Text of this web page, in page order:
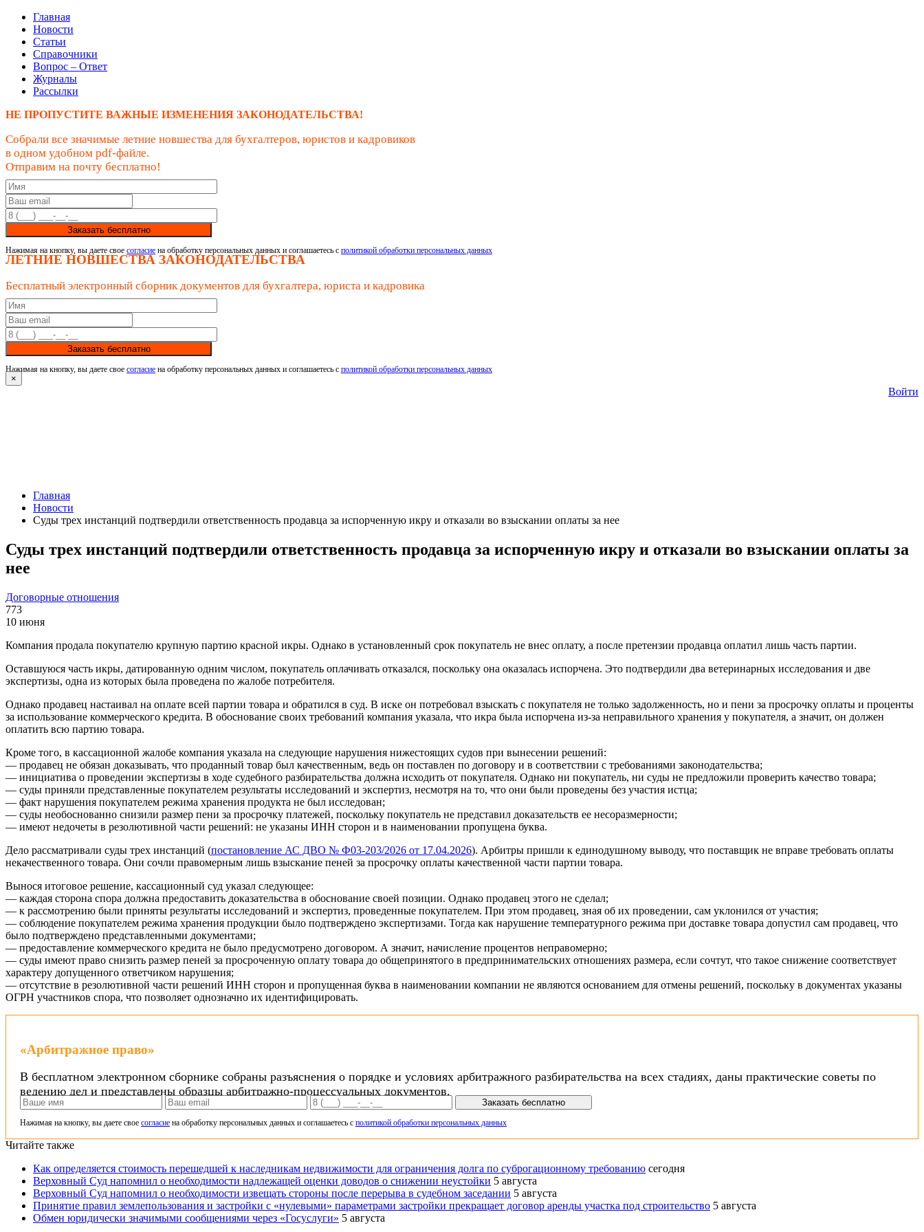
Главная
Новости
Статьи
Справочники
Вопрос – Ответ
Журналы
Рассылки
НЕ ПРОПУСТИТЕ ВАЖНЫЕ ИЗМЕНЕНИЯ ЗАКОНОДАТЕЛЬСТВА!
Собрали все значимые летние новшества для бухгалтеров, юристов и кадровиков
в одном удобном pdf-файле.
Отправим на почту бесплатно!
Заказать бесплатно
Нажимая на кнопку, вы даете свое согласие на обработку персональных данных и соглашаетесь с политикой обработки персональных данных
ЛЕТНИЕ НОВШЕСТВА ЗАКОНОДАТЕЛЬСТВА
Бесплатный электронный сборник документов для бухгалтера, юриста и кадровика
Заказать бесплатно
Нажимая на кнопку, вы даете свое согласие на обработку персональных данных и соглашаетесь с политикой обработки персональных данных
×
Войти
Главная
Новости
Суды трех инстанций подтвердили ответственность продавца за испорченную икру и отказали во взыскании оплаты за нее
Суды трех инстанций подтвердили ответственность продавца за испорченную икру и отказали во взыскании оплаты за
нее
Договорные отношения
773
10 июня
Компания продала покупателю крупную партию красной икры. Однако в установленный срок покупатель не внес оплату, а после претензии продавца оплатил лишь часть партии.
Оставшуюся часть икры, датированную одним числом, покупатель оплачивать отказался, поскольку она оказалась испорчена. Это подтвердили два ветеринарных исследования и две
экспертизы, одна из которых была проведена по жалобе потребителя.
Однако продавец настаивал на оплате всей партии товара и обратился в суд. В иске он потребовал взыскать с покупателя не только задолженность, но и пени за просрочку оплаты и проценты
за использование коммерческого кредита. В обоснование своих требований компания указала, что икра была испорчена из-за неправильного хранения у покупателя, а значит, он должен
оплатить всю партию товара.
Кроме того, в кассационной жалобе компания указала на следующие нарушения нижестоящих судов при вынесении решений:
— продавец не обязан доказывать, что проданный товар был качественным, ведь он поставлен по договору и в соответствии с требованиями законодательства;
— инициатива о проведении экспертизы в ходе судебного разбирательства должна исходить от покупателя. Однако ни покупатель, ни суды не предложили проверить качество товара;
— суды приняли представленные покупателем результаты исследований и экспертиз, несмотря на то, что они были проведены без участия истца;
— факт нарушения покупателем режима хранения продукта не был исследован;
— суды необоснованно снизили размер пени за просрочку платежей, поскольку покупатель не представил доказательств ее несоразмерности;
— имеют недочеты в резолютивной части решений: не указаны ИНН сторон и в наименовании пропущена буква.
Дело рассматривали суды трех инстанций (постановление АС ДВО № Ф03-203/2026 от 17.04.2026). Арбитры пришли к единодушному выводу, что поставщик не вправе требовать оплаты
некачественного товара. Они сочли правомерным лишь взыскание пеней за просрочку оплаты качественной части партии товара.
Вынося итоговое решение, кассационный суд указал следующее:
— каждая сторона спора должна предоставить доказательства в обоснование своей позиции. Однако продавец этого не сделал;
— к рассмотрению были приняты результаты исследований и экспертиз, проведенные покупателем. При этом продавец, зная об их проведении, сам уклонился от участия;
— соблюдение покупателем режима хранения продукции было подтверждено экспертизами. Тогда как нарушение температурного режима при доставке товара допустил сам продавец, что
было подтверждено представленными документами;
— предоставление коммерческого кредита не было предусмотрено договором. А значит, начисление процентов неправомерно;
— суды имеют право снизить размер пеней за просроченную оплату товара до общепринятого в предпринимательских отношениях размера, если сочтут, что такое снижение соответствует
характеру допущенного ответчиком нарушения;
— отсутствие в резолютивной части решений ИНН сторон и пропущенная буква в наименовании компании не являются основанием для отмены решений, поскольку в документах указаны
ОГРН участников спора, что позволяет однозначно их идентифицировать.
«Арбитражное право»
В бесплатном электронном сборнике собраны разъяснения о порядке и условиях арбитражного разбирательства на всех стадиях, даны практические советы по
ведению дел и представлены образцы арбитражно-процессуальных документов.
Заказать бесплатно
Нажимая на кнопку, вы даете свое согласие на обработку персональных данных и соглашаетесь с политикой обработки персональных данных
Читайте также
Как определяется стоимость перешедшей к наследникам недвижимости для ограничения долга по суброгационному требованию сегодня
Верховный Суд напомнил о необходимости надлежащей оценки доводов о снижении неустойки 5 августа
Верховный Суд напомнил о необходимости извещать стороны после перерыва в судебном заседании 5 августа
Принятие правил землепользования и застройки с «нулевыми» параметрами застройки прекращает договор аренды участка под строительство 5 августа
Обмен юридически значимыми сообщениями через «Госуслуги» 5 августа